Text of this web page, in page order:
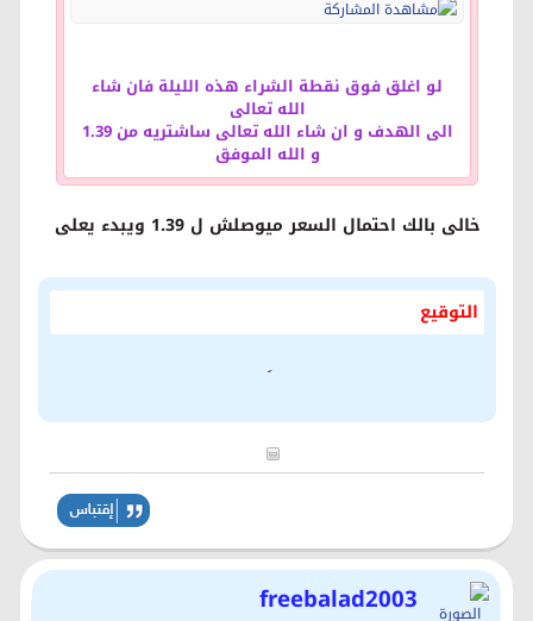
لو اغلق فوق نقطة الشراء هذه الليلة فان شاء
الله تعالى
الى الهدف و ان شاء الله تعالى ساشتريه من 1.39
و الله الموفق
خالى بالك احتمال السعر ميوصلش ل 1.39 ويبدء يعلى
التوقيع
freebalad2003